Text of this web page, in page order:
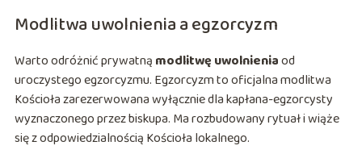
Modlitwa uwolnienia a egzorcyzm
Warto odróżnić prywatną modlitwę uwolnieniaod
uroczystego egzorcyzmu. Egzorcyzm to oficjalna modlitwa
Kościoła zarezerwowana wyłącznie dla kapłana-egzorcysty
wyznaczonego przez biskupa. Ma rozbudowany rytuał i wiąże
się z odpowiedzialnością Kościoła lokalnego.